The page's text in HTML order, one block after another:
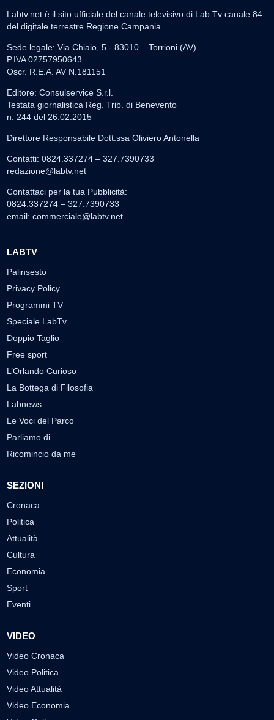
Labtv.net è il sito ufficiale del canale televisivo di Lab Tv canale 84
del digitale terrestre Regione Campania
Sede legale: Via Chiaio, 5 - 83010 – Torrioni (AV)
P.IVA 02757950643
Oscr. R.E.A. AV N.181151
Editore: Consulservice S.r.l.
Testata giornalistica Reg. Trib. di Benevento
n. 244 del 26.02.2015
Direttore Responsabile Dott.ssa Oliviero Antonella
Contatti: 0824.337274 – 327.7390733
redazione@labtv.net
Contattaci per la tua Pubblicità:
0824.337274 – 327.7390733
email: commerciale@labtv.net
LABTV
Palinsesto
Privacy Policy
Programmi TV
Speciale LabTv
Doppio Taglio
Free sport
L’Orlando Curioso
La Bottega di Filosofia
Labnews
Le Voci del Parco
Parliamo di…
Ricomincio da me
SEZIONI
Cronaca
Politica
Attualità
Cultura
Economia
Sport
Eventi
VIDEO
Video Cronaca
Video Politica
Video Attualità
Video Economia